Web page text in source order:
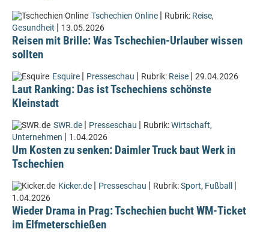
Tschechien Online | Rubrik: Reise,
Gesundheit | 13.05.2026
Reisen mit Brille: Was Tschechien-Urlauber wissen
sollten
Esquire | Presseschau | Rubrik: Reise | 29.04.2026
Laut Ranking: Das ist Tschechiens schönste
Kleinstadt
SWR.de | Presseschau | Rubrik:Wirtschaft,
Unternehmen | 1.04.2026
Um Kosten zu senken: Daimler Truck baut Werk in
Tschechien
Kicker.de | Presseschau | Rubrik:Sport, Fußball |
1.04.2026
Wieder Drama in Prag: Tschechien bucht WM-Ticket
im Elfmeterschießen